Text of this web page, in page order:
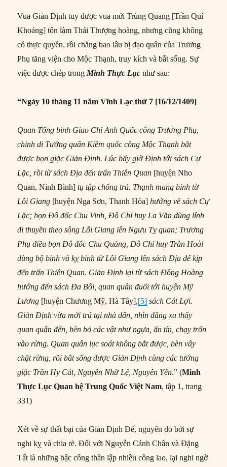
Vua Giản Định tuy được vua mới Trùng Quang [Trần Quí
Khoáng] tôn làm Thái Thượng hoàng, nhưng cũng không
có thực quyền, rồi chẳng bao lâu bị đạo quân của Trương
Phụ tăng viện cho Mộc Thạnh, truy kích và bắt sống. Sự
việc được chép trong Minh Thực Lục như sau:
“Ngày 10 tháng 11 năm Vĩnh Lạc thứ 7 [16/12/1409]
Quan Tổng binh Giao Chỉ Anh Quốc công Trương Phụ,
chinh di Tướng quân Kiềm quốc công Mộc Thạnh bắt
được bọn giặc Giản Định. Lúc bấy giờ Định tới sách Cự
Lặc, rồi từ sách Địa đến trấn Thiên Quan [huyện Nho
Quan, Ninh Bình] tụ tập chống trả. Thạnh mang binh từ
Lỗi Giang [huyện Nga Sơn, Thanh Hóa] hướng về sách Cự
Lặc; bọn Đô đốc Chu Vinh, Đô Chỉ huy La Văn dùng lính
đi thuyền theo sông Lỗi Giang lên Ngưu Tỵ quan; Trương
Phụ điều bọn Đô đốc Chu Quảng, Đô Chỉ huy Trần Hoài
dùng bộ binh và kỵ binh từ Lỗi Giang lên sách Địa để kịp
đến trấn Thiên Quan. Giản Định lại từ sách Đông Hoàng
hướng đến sách Đa Bôi, quan quân đuổi tới huyện Mỹ
Lương [huyện Chương Mỹ, Hà Tây],[5] sách Cát Lợi.
Giản Định vừa mới trú tại nhà dân, nhìn đằng xa thấy
quan quân đến, bèn bỏ các vật như ngựa, ấn tín, chạy trốn
vào rừng. Quan quân lục soát không bắt được, bèn vây
chặt rừng, rồi bắt sống được Giản Định cùng các tướng
giặc Trần Hy Cát, Nguyễn Nhữ Lệ, Nguyễn Yến.” (Minh
Thực Lục Quan hệ Trung Quốc Việt Nam, tập 1, trang
331)
Xét về sự thất bại của Giản Ðịnh Ðế, nguyên do bởi sự
nghi kỵ và chia rẽ. Ðối với Nguyễn Cảnh Chân và Ðặng
Tất là những bậc công thần lập nhiều công lao, lại nghi ngờ